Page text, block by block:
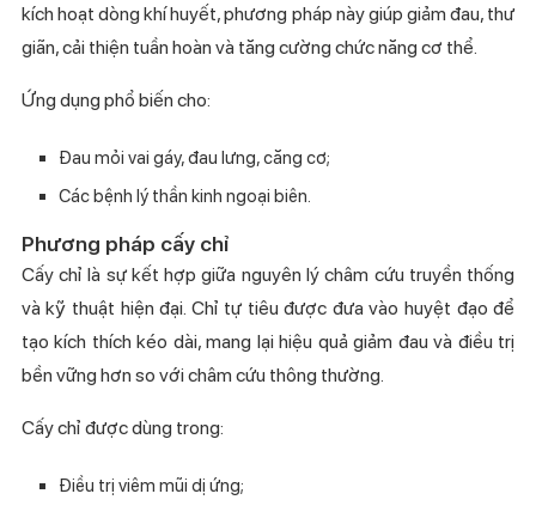
kích hoạt dòng khí huyết, phương pháp này giúp giảm đau, thư
giãn, cải thiện tuần hoàn và tăng cường chức năng cơ thể.
Ứng dụng phổ biến cho:
Đau mỏi vai gáy, đau lưng, căng cơ;
Các bệnh lý thần kinh ngoại biên.
Phương pháp cấy chỉ
Cấy chỉ là sự kết hợp giữa nguyên lý châm cứu truyền thống
và kỹ thuật hiện đại. Chỉ tự tiêu được đưa vào huyệt đạo để
tạo kích thích kéo dài, mang lại hiệu quả giảm đau và điều trị
bền vững hơn so với châm cứu thông thường.
Cấy chỉ được dùng trong:
Điều trị viêm mũi dị ứng;